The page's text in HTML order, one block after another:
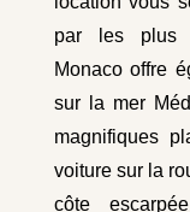
par les plus
Monaco offre
sur la mer
magnifiques
voiture sur la
côte